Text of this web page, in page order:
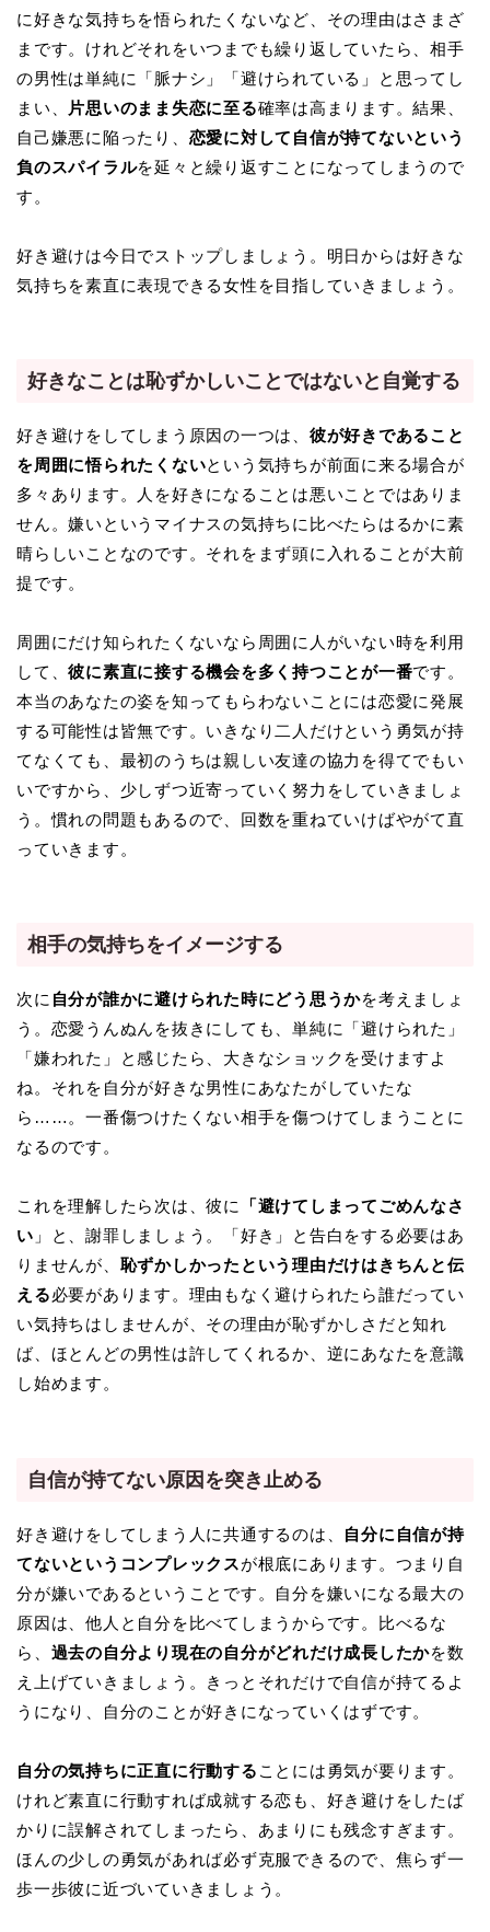
に好きな気持ちを悟られたくないなど、その理由はさまざ
まです。けれどそれをいつまでも繰り返していたら、相手
の男性は単純に「脈ナシ」「避けられている」と思ってし
まい、
片思いのまま失恋に至る確率は高まります。結果、
自己嫌悪に陥ったり、 恋愛に対して自信が持てないという
負のスパイラルを延々と繰り返すことになってしまうので
す。
好き避けは今日でストップしましょう。明日からは好きな
気持ちを素直に表現できる女性を目指していきましょう。
好きなことは恥ずかしいことではないと自覚する
好き避けをしてしまう原因の一つは、 彼が好きであること
を周囲に悟られたくないという気持ちが前面に来る場合が
多々あります。人を好きになることは悪いことではありま
せん。嫌いというマイナスの気持ちに比べたらはるかに素
晴らしいことなのです。それをまず頭に入れることが大前
提です。
周囲にだけ知られたくないなら周囲に人がいない時を利用
して、彼に素直に接する機会を多く持つことが一番です。
本当のあなたの姿を知ってもらわないことには恋愛に発展
する可能性は皆無です。いきなり二人だけという勇気が持
てなくても、最初のうちは親しい友達の協力を得てでもい
いですから、少しずつ近寄っていく努力をしていきましょ
う。慣れの問題もあるので、回数を重ねていけばやがて直
っていきます。
相手の気持ちをイメージする
次に 自分が誰かに避けられた時にどう思うかを考えましょ
う。恋愛うんぬんを抜きにしても、単純に「避けられた」
「嫌われた」と感じたら、大きなショックを受けますよ
ね。それを自分が好きな男性にあなたがしていたな
ら……。一番傷つけたくない相手を傷つけてしまうことに
なるのです。
これを理解したら次は、彼に
「避けてしまってごめんなさ
い 」と、謝罪しましょう。「好き」と告白をする必要はあ
りませんが、 恥ずかしかったという理由だけはきちんと伝
える必要があります。理由もなく避けられたら誰だってい
い気持ちはしませんが、その理由が恥ずかしさだと知れ
ば、ほとんどの男性は許してくれるか、逆にあなたを意識
し始めます。
自信が持てない原因を突き止める
好き避けをしてしまう人に共通するのは、 自分に自信が持
てないというコンプレックスが根底にあります。つまり自
分が嫌いであるということです。自分を嫌いになる最大の
原因は、他人と自分を比べてしまうからです。比べるな
ら、 過去の自分より現在の自分がどれだけ成長したかを数
え上げていきましょう。きっとそれだけで自信が持てるよ
うになり、自分のことが好きになっていくはずです。
自分の気持ちに正直に行動する ことには勇気が要ります。
けれど素直に行動すれば成就する恋も、好き避けをしたば
かりに誤解されてしまったら、あまりにも残念すぎます。
ほんの少しの勇気があれば必ず克服できるので、焦らず一
歩一歩彼に近づいていきましょう。